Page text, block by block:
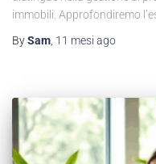
immobili. Approfondiremo
BySam, 11 mesi ago